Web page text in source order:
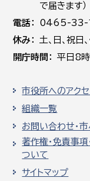
で届きます）
電話
0465-33-
休み
土､日､祝日
開庁時間
平日8
市役所へのアク
組織一覧
お問い合わせ・
著作権・免責事項
ついて
サイトマップ